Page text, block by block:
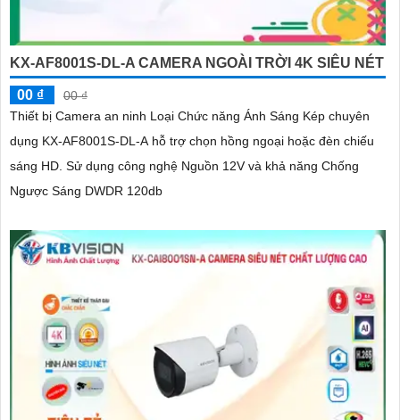
KX-AF8001S-DL-A CAMERA NGOÀI TRỜI 4K SIÊU NÉT
00 ₫
00 ₫
Thiết bị Camera an ninh Loại Chức năng Ánh Sáng Kép chuyên
dụng KX-AF8001S-DL-A hỗ trợ chọn hồng ngoại hoặc đèn chiếu
sáng HD. Sử dụng công nghệ Nguồn 12V và khả năng Chống
Ngược Sáng DWDR 120db